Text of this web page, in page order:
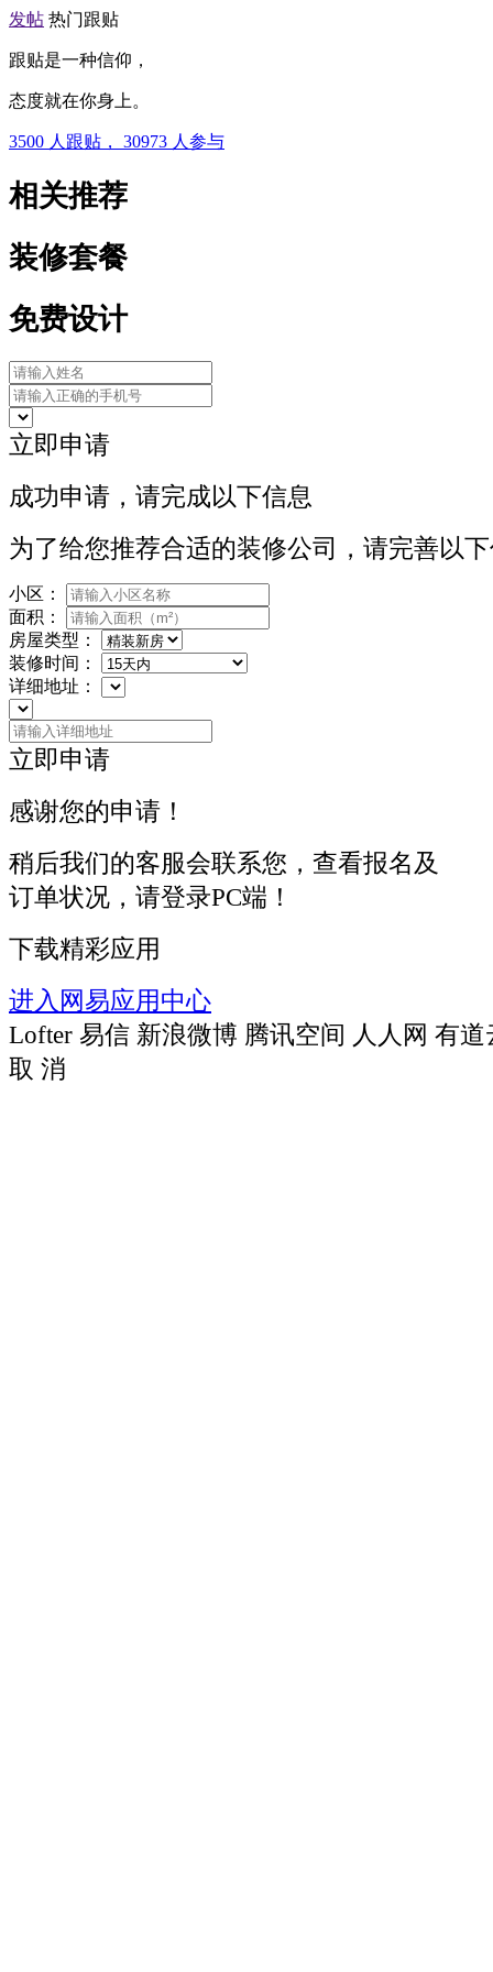
发帖 热门跟贴
跟贴是一种信仰，
态度就在你身上。
3500 人跟贴， 30973 人参与
相关推荐
装修套餐
免费设计
立即申请
成功申请，请完成以下信息
为了给您推荐合适的装修公司，请完善以
小区：
面积：
房屋类型：
装修时间：
详细地址：
立即申请
感谢您的申请！
稍后我们的客服会联系您，查看报名及
订单状况，请登录PC端！
下载精彩应用
进入网易应用中心
Lofter 易信 新浪微博 腾讯空间 人人网 有道
取 消